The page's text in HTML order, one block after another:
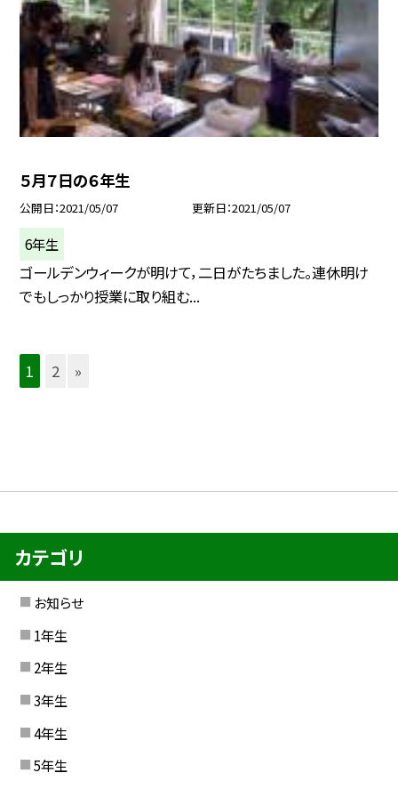
５月７日の６年生
公開日 2021/05/07 更新日 2021/05/07
6年生
ゴールデンウィークが明けて，二日がたちました。連休明け
でもしっかり授業に取り組む...
1 2 »
カテゴリ
お知らせ
1年生
2年生
3年生
4年生
5年生